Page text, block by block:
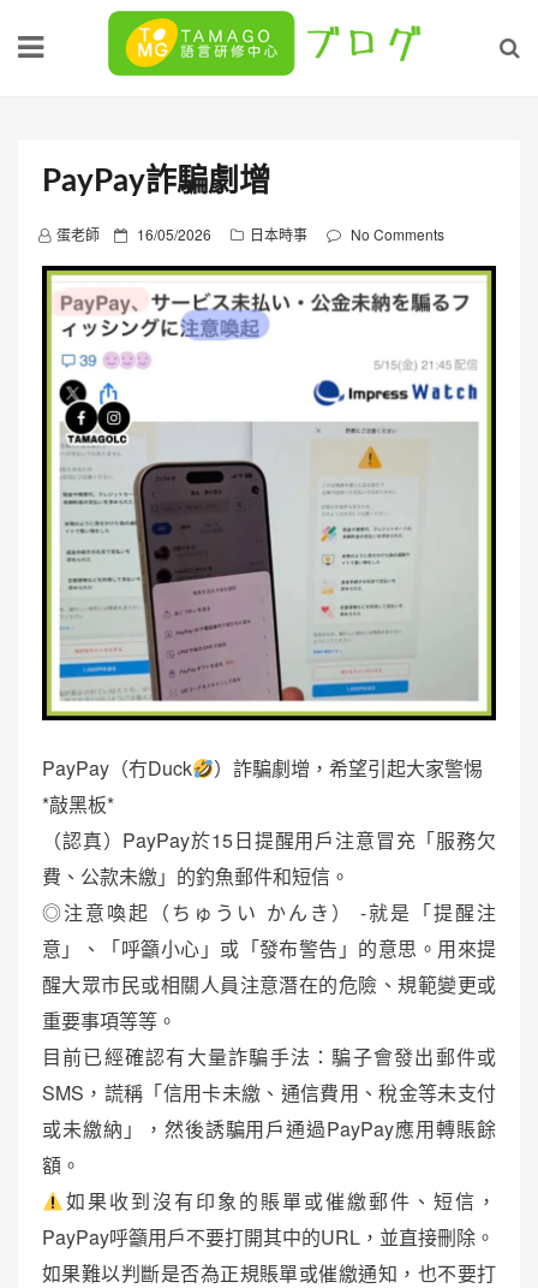
PayPay詐騙劇增
蛋老師
P
o
t
e
o
n
16/05/2026 日本時事 No Comments
PayPay（冇Duck
）詐騙劇增，希望引起大家警惕
*敲黑板*
（認真）PayPay於15日提醒用戶注意冒充「服務欠
費、公款未繳」的釣魚郵件和短信。
◎注意喚起（ちゅうい かんき） -就是「提醒注
意」、「呼籲小心」或「發布警告」的意思。用來提
醒大眾市民或相關人員注意潛在的危險、規範變更或
重要事項等等。
目前已經確認有大量詐騙手法：騙子會發出郵件或
SMS，謊稱「信用卡未繳、通信費用、稅金等未支付
或未繳納」，然後誘騙用戶通過PayPay應用轉賬餘
額。
如果收到沒有印象的賬單或催繳郵件、短信，
PayPay呼籲用戶不要打開其中的URL，並直接刪除。
如果難以判斷是否為正規賬單或催繳通知，也不要打